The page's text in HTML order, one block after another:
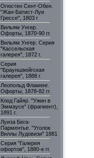
Огюстен Сент-Обен.
"Жан-Батист-Луи
Грессе", 1803 г
Вильям Унгер.
Офорты, 1870-90 гг.
Вильям Унгер. Серия
"Кассельская
галерея", 1872 г.
Серия
"Брауншвейгская
галерея", 1888 г.
Леопольд Фламенг.
Офорты, 1878-82 гг.
Клод Гайяр. "Ужин в
Эммаусе" (фрагмент),
1891 г.
Луиза Бега-
Парментье. "Уголок
Виллы Лудовизи" 1881
Серия "Галерея
офортов", 1880-е гг.